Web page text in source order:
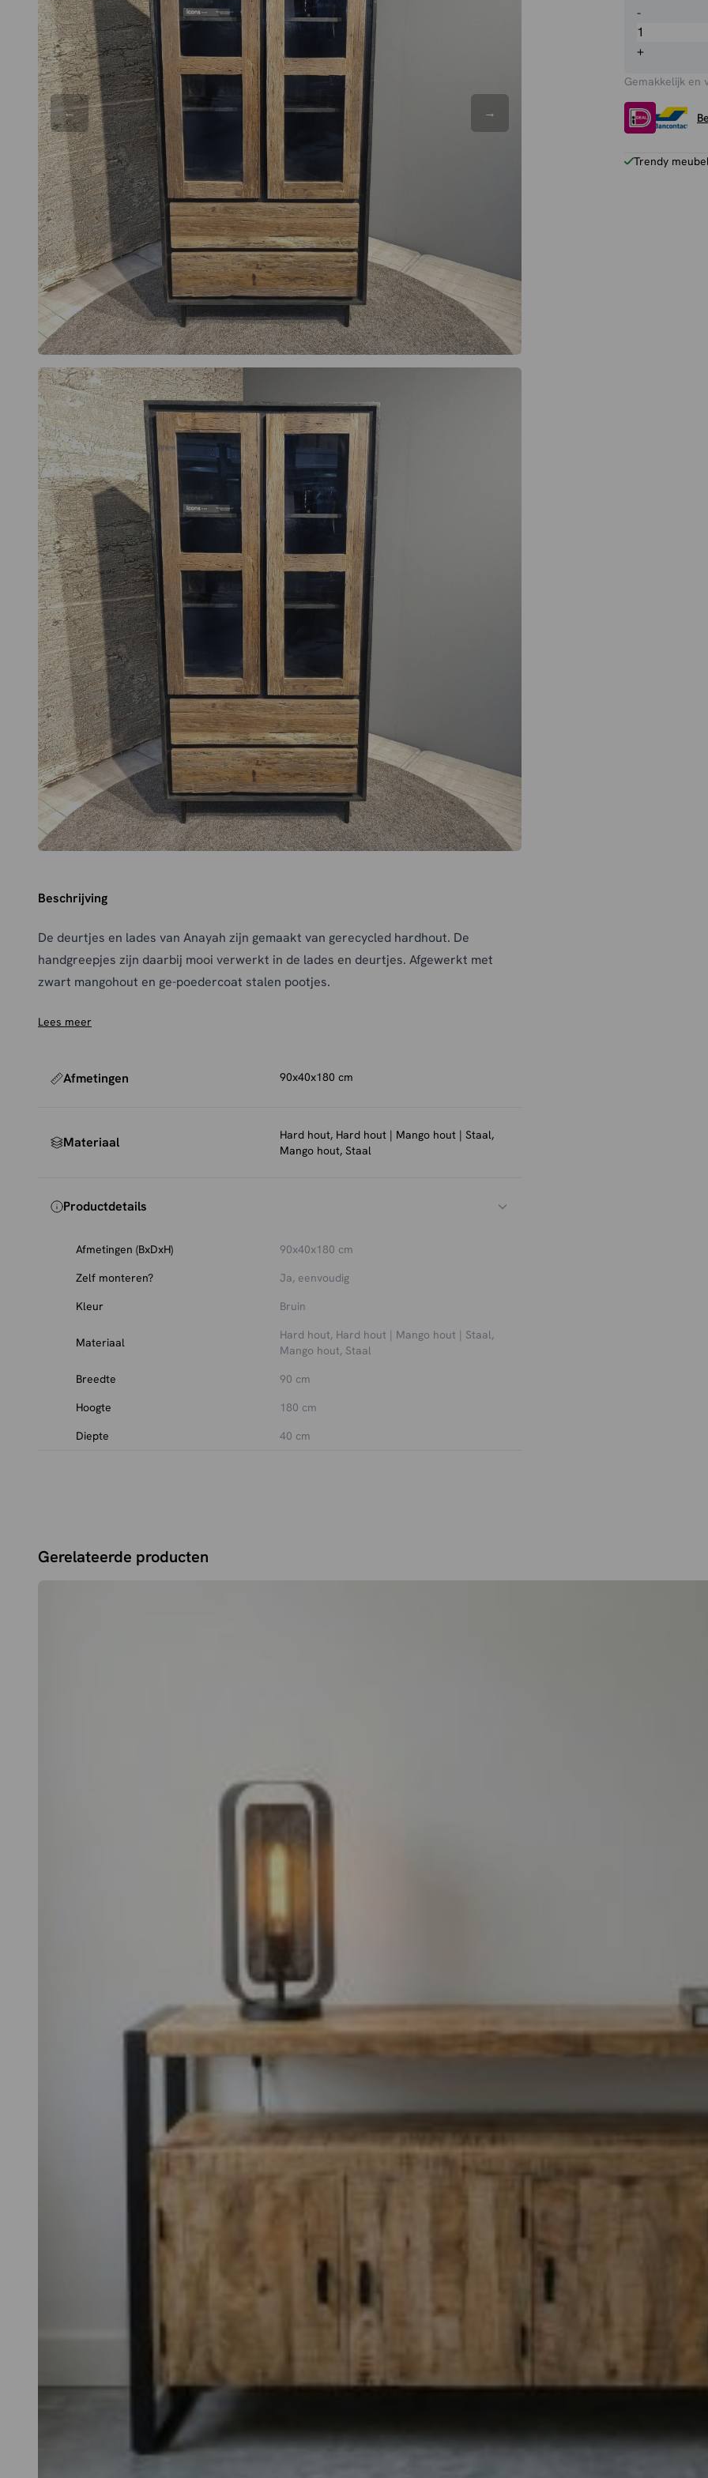
-Vitrinekast
Anayah
aantal
+
Gemakkelijk en
Trendy
Beschrijving
De deurtjes en lades van Anayah zijn gemaakt van gerecycled hardhout. De
handgreepjes zijn daarbij mooi verwerkt in de lades en deurtjes. Afgewerkt met
zwart mangohout en ge-poedercoat stalen pootjes.
Lees meer
Afmetingen 90x40x180 cm
Materiaal
Hard hout, Hard hout | Mango hout | Staal,
Mango hout, Staal
Productdetails
Afmetingen (BxDxH)
90x40x180 cm
Zelf monteren?
Ja, eenvoudig
Kleur
Bruin
Materiaal
Hard hout, Hard hout | Mango hout | Staal,
Mango hout, Staal
Breedte
90 cm
Hoogte
180 cm
Diepte
40 cm
Gerelateerde producten